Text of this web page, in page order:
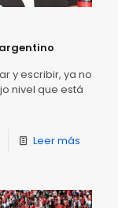
y escribir, ya no
nivel que está
Leer más